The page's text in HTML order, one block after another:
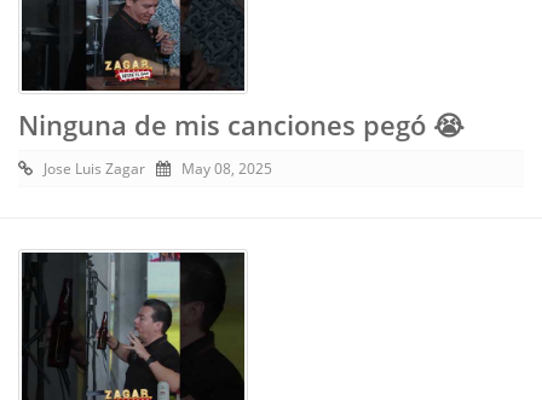
Ninguna de mis canciones pegó 😭
Jose Luis Zagar May 08, 2025